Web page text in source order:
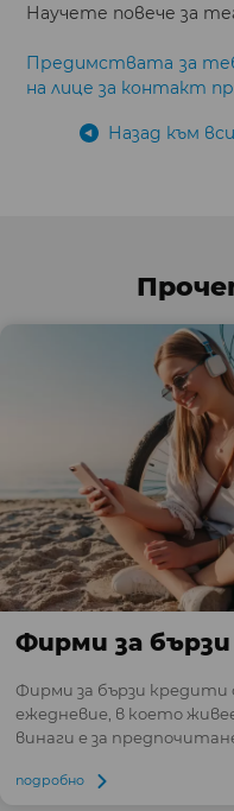
Научете повече за
Предимствата за
на лице за контакт
Назад към
Фирми за
Фирми за бързи
ежедневие, в което
винаги е за
подробно